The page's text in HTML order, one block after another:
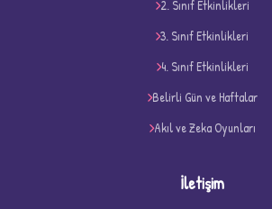
D
2. Sınıf Etkinlikleri
3. Sınıf Etkinlikleri
4. Sınıf Etkinlikleri
Belirli Gün ve Haftalar
Akıl ve Zeka Oyunları
İletişim